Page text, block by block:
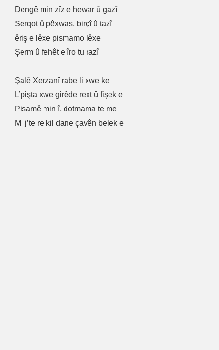
Dengê min zîz e hewar û gazî
Serqot û pêxwas, birçî û tazî
êriş e lêxe pismamo lêxe
Şerm û fehêt e îro tu razî
Şalê Xerzanî rabe li xwe ke
L’pişta xwe girêde rext û fişek e
Pisamê min î, dotmama te me
Mi j’te re kil dane çavên belek e